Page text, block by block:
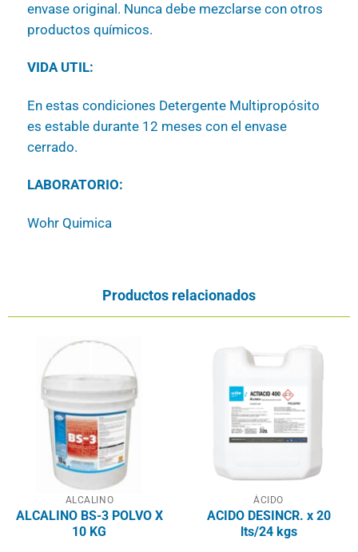
envase original. Nunca debe mezclarse con otros
productos químicos.
VIDA UTIL:
En estas condiciones Detergente Multipropósito
es estable durante 12 meses con el envase
cerrado.
LABORATORIO:
Wohr Quimica
Productos relacionados
ALCALINO
ALCALINO BS-3 POLVO X
10 KG
ÁCIDO
ACIDO DESINCR. x 20
lts/24 kgs